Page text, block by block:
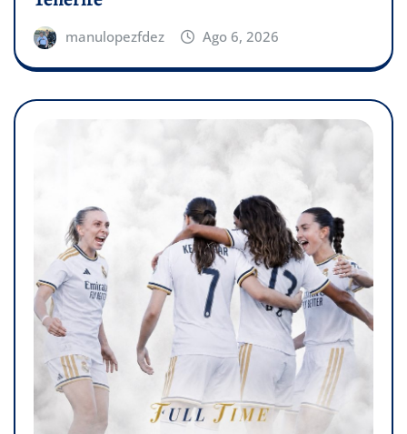
manulopezfdez Ago 6, 2026